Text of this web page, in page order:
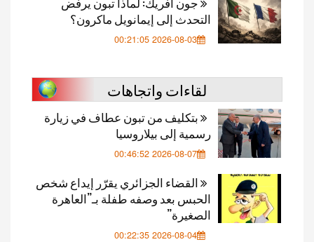
التحدث إلى إيمانويل ماكرون؟
2026-08-03 00:21:05
لقاءات واتجاهات
بتكليف من تبون عطاف في زيارة
رسمية إلى بيلاروسيا
2026-08-07 00:46:52
القضاء الجزائري يقرّر إيداع شخص
الحبس بعد وصفه طفلة بـ”العاهرة
الصغيرة”
2026-08-04 00:22:35